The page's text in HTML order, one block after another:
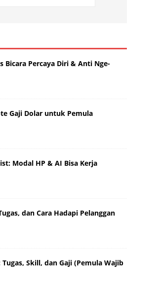
Bicara Percaya Diri & Anti Nge-
Gaji Dolar untuk Pemula
Modal HP & AI Bisa Kerja
dan Cara Hadapi Pelanggan
Skill, dan Gaji (Pemula Wajib